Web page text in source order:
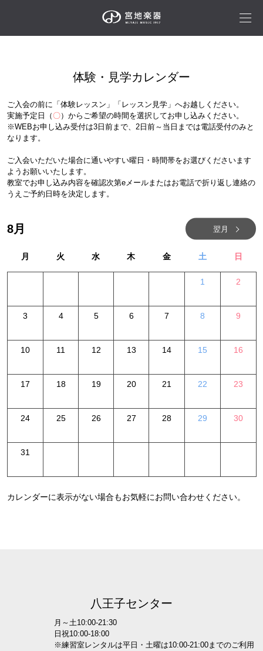
体験・見学カレンダー
ご入会の前に「体験レッスン」「レッスン見学」へお越しください。
実施予定日（ 〇）からご希望の時間を選択してお申し込みください。
※WEBお申し込み受付は3日前まで、2日前～当日までは電話受付のみと
なります。
ご入会いただいた場合に通いやすい曜日・時間帯をお選びくださいます
ようお願いいたします。
教室でお申し込み内容を確認次第eメールまたはお電話で折り返し連絡の
うえご予約日時を決定します。
8月 翌月
月 火 水 木 金 土 日
1 2
3 4 5 6 7 8 9
10 11 12 13 14 15 16
17 18 19 20 21 22 23
24 25 26 27 28 29 30
31
カレンダーに表示がない場合もお気軽にお問い合わせください。
八王子センター
月～土10:00-21:30
日祝10:00-18:00
※練習室レンタルは平日・土曜は10:00-21:00までのご利用